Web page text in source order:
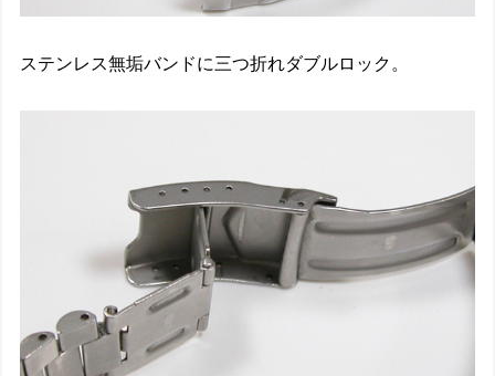
ステンレス無垢バンドに三つ折れダブルロック。